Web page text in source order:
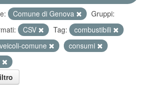
Comune di Genova
Gruppi:
CSV Tag:
combustibili
veicoli-comune
consumi